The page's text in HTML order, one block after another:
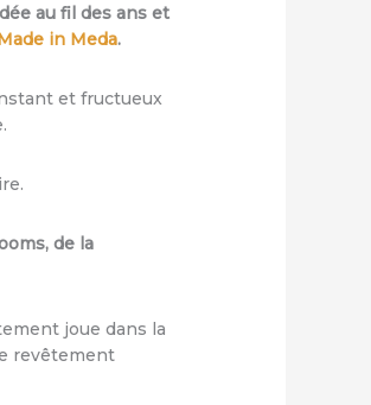
au fil des ans et
in Meda.
et fructueux
de la
joue dans la
revêtement